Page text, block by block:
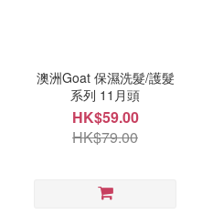
澳洲Goat 保濕洗髮/護髮
系列 11月頭
HK$59.00
HK$79.00